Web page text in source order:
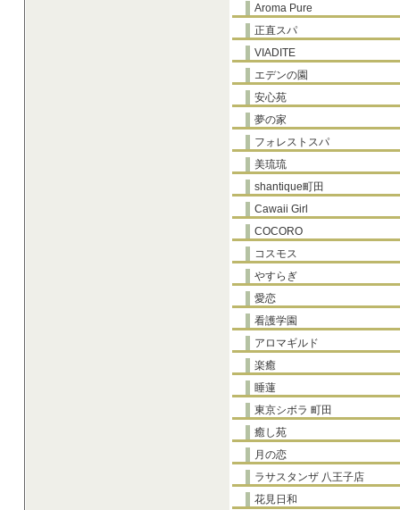
Aroma Pure
正直スパ
VIADITE
エデンの園
安心苑
夢の家
フォレストスパ
美琉琉
shantique町田
Cawaii Girl
COCORO
コスモス
やすらぎ
愛恋
看護学園
アロマギルド
楽癒
睡蓮
東京シボラ 町田
癒し苑
月の恋
ラサスタンザ 八王子店
花見日和